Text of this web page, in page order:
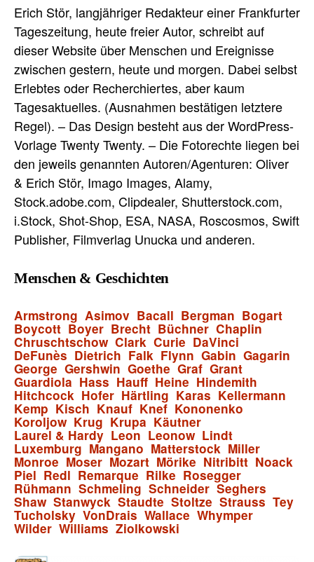
Erich Stör, langjähriger Redakteur einer Frankfurter
Tageszeitung, heute freier Autor, schreibt auf
dieser Website über Menschen und Ereignisse
zwischen gestern, heute und morgen. Dabei selbst
Erlebtes oder Recherchiertes, aber kaum
Tagesaktuelles. (Ausnahmen bestätigen letztere
Regel). – Das Design besteht aus der WordPress-
Vorlage Twenty Twenty. – Die Fotorechte liegen bei
den jeweils genannten Autoren/Agenturen: Oliver
& Erich Stör, Imago Images, Alamy,
Stock.adobe.com, Clipdealer, Shutterstock.com,
i.Stock, Shot-Shop, ESA, NASA, Roscosmos, Swift
Publisher, Filmverlag Unucka und anderen.
Menschen & Geschichten
Armstrong Asimov Bacall Bergman Bogart
Boycott Boyer Brecht Büchner Chaplin
Chruschtschow Clark Curie DaVinci
DeFunès Dietrich Falk Flynn Gabin Gagarin
George Gershwin Goethe Graf Grant
Guardiola Hass Hauff Heine Hindemith
Hitchcock Hofer Härtling Karas Kellermann
Kemp Kisch Knauf Knef Kononenko
Koroljow Krug Krupa Käutner
Laurel & Hardy Leon Leonow Lindt
Luxemburg Mangano Matterstock Miller
Monroe Moser Mozart Mörike Nitribitt Noack
Piel Redl Remarque Rilke Rosegger
Rühmann Schmeling Schneider Seghers
Shaw Stanwyck Staudte Stoltze Strauss Tey
Tucholsky VonDrais Wallace Whymper
Wilder Williams Ziolkowski